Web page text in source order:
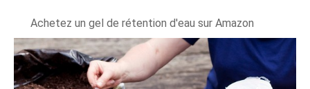
Achetez un gel de rétention d'eau sur Amazon